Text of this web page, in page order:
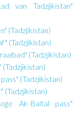
van Tadzjikistan"
(Tadzjikistan)
(Tadzjikistan)
(Tadzjikistan)
(Tadzjikistan)
(Tadzjikistan)
(Tadzjikistan)
Ak-Baital pass"